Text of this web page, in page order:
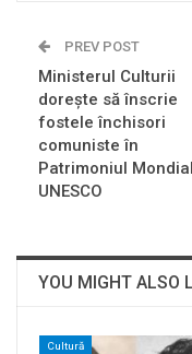
PREV POST
Ministerul Culturii
dorește să înscrie
fostele închisori
comuniste în
Patrimoniul Mondial
UNESCO
YOU MIGHT ALSO
Cultură